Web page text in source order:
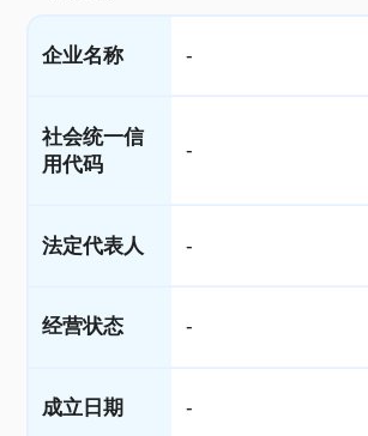
企业名称 -
社会统一信
用代码
-
法定代表人 -
经营状态 -
成立日期 -